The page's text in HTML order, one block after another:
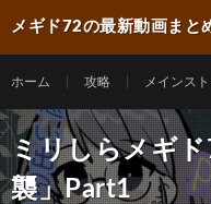
メギド72の最新動画まと
ホーム 攻略 メインス
ミリしらメギ
襲」Part1